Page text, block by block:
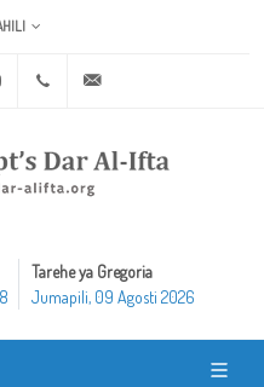
Youtube +20 2 25970400
Tarehe ya Gregoria
Jumapili, 09 Agosti 2026